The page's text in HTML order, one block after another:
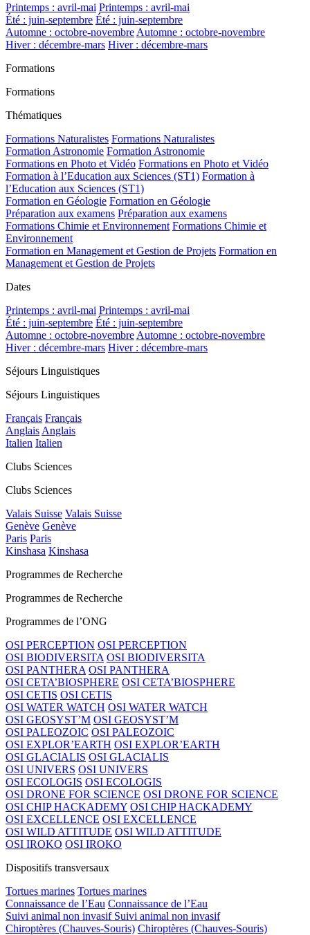
Printemps : avril-mai Printemps : avril-mai
Été : juin-septembre Été : juin-septembre
Automne : octobre-novembre Automne : octobre-novembre
Hiver : décembre-mars Hiver : décembre-mars
Formations
Formations
Thématiques
Formations Naturalistes Formations Naturalistes
Formation Astronomie Formation Astronomie
Formations en Photo et Vidéo Formations en Photo et Vidéo
Formation à l’Education aux Sciences (ST1) Formation à
l’Education aux Sciences (ST1)
Formation en Géologie Formation en Géologie
Préparation aux examens Préparation aux examens
Formations Chimie et Environnement Formations Chimie et
Environnement
Formation en Management et Gestion de Projets Formation en
Management et Gestion de Projets
Dates
Printemps : avril-mai Printemps : avril-mai
Été : juin-septembre Été : juin-septembre
Automne : octobre-novembre Automne : octobre-novembre
Hiver : décembre-mars Hiver : décembre-mars
Séjours Linguistiques
Séjours Linguistiques
Français Français
Anglais Anglais
Italien Italien
Clubs Sciences
Clubs Sciences
Valais Suisse Valais Suisse
Genève Genève
Paris Paris
Kinshasa Kinshasa
Programmes de Recherche
Programmes de Recherche
Programmes de l’ONG
OSI PERCEPTION OSI PERCEPTION
OSI BIODIVERSITA OSI BIODIVERSITA
OSI PANTHERA OSI PANTHERA
OSI CETA’BIOSPHERE OSI CETA’BIOSPHERE
OSI CETIS OSI CETIS
OSI WATER WATCH OSI WATER WATCH
OSI GEOSYST’M OSI GEOSYST’M
OSI PALEOZOIC OSI PALEOZOIC
OSI EXPLOR’EARTH OSI EXPLOR’EARTH
OSI GLACIALIS OSI GLACIALIS
OSI UNIVERS OSI UNIVERS
OSI ECOLOGIS OSI ECOLOGIS
OSI DRONE FOR SCIENCE OSI DRONE FOR SCIENCE
OSI CHIP HACKADEMY OSI CHIP HACKADEMY
OSI EXCELLENCE OSI EXCELLENCE
OSI WILD ATTITUDE OSI WILD ATTITUDE
OSI IROKO OSI IROKO
Dispositifs transversaux
Tortues marines Tortues marines
Connaissance de l’Eau Connaissance de l’Eau
Suivi animal non invasif Suivi animal non invasif
Chiroptères (Chauves-Souris) Chiroptères (Chauves-Souris)